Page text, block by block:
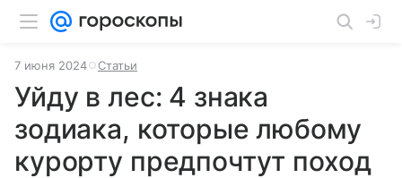
7 июня 2024 Статьи
Уйду в лес: 4 знака
зодиака, которые любому
курорту предпочтут поход